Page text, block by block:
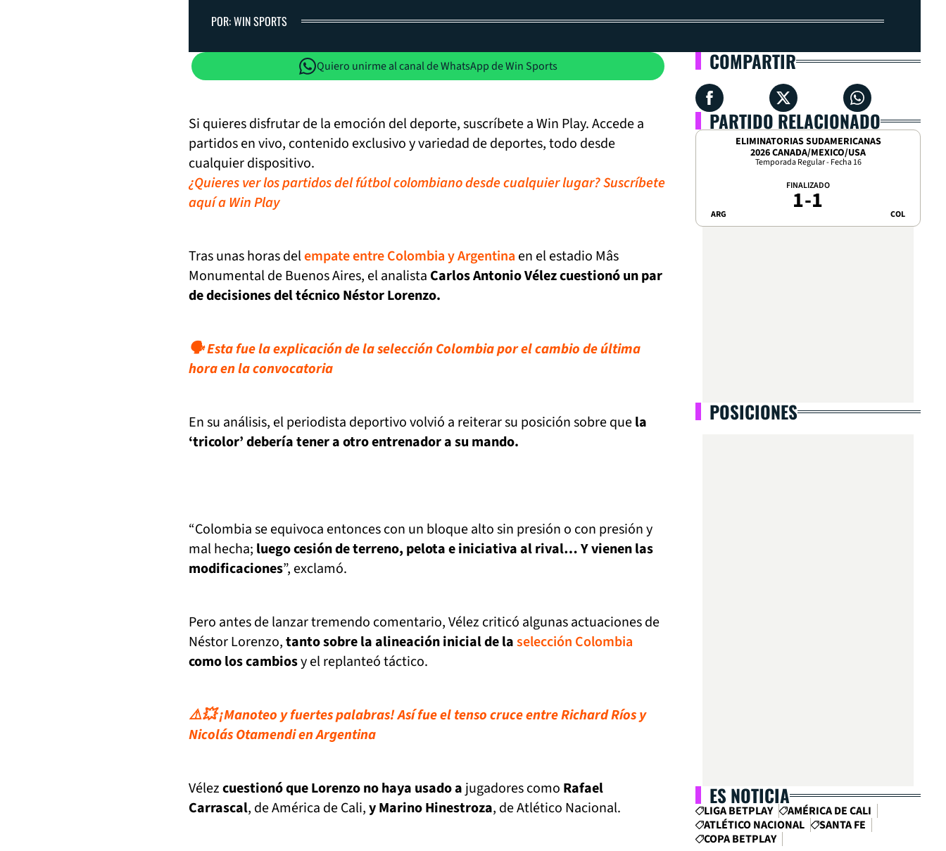
POR: WIN SPORTS
Quiero unirme al canal de WhatsApp de Win Sports
Si quieres disfrutar de la emoción del deporte, suscríbete a Win Play. Accede a
partidos en vivo, contenido exclusivo y variedad de deportes, todo desde
cualquier dispositivo.
¿Quieres ver los partidos del fútbol colombiano desde cualquier lugar? Suscríbete
aquí a Win Play
Tras unas horas delempate entre Colombia y Argentina en el estadio Mâs
Monumental de Buenos Aires, el analista Carlos Antonio Vélez cuestionó un par
de decisiones del técnico Néstor Lorenzo.
🗣️ Esta fue la explicación de la selección Colombia por el cambio de última
hora en la convocatoria
En su análisis, el periodista deportivo volvió a reiterar su posición sobre quela
‘tricolor’ debería tener a otro entrenador a su mando.
“Colombia se equivoca entonces con un bloque alto sin presión o con presión y
mal hecha; luego cesión de terreno, pelota e iniciativa al rival… Y vienen las
modificaciones”, exclamó.
Pero antes de lanzar tremendo comentario, Vélez criticó algunas actuaciones de
Néstor Lorenzo,tanto sobre la alineación inicial de laselección Colombia
como los cambiosy el replanteó táctico.
⚠️💥 ¡Manoteo y fuertes palabras! Así fue el tenso cruce entre Richard Ríos y
Nicolás Otamendi en Argentina
Vélezcuestionó que Lorenzo no haya usado a jugadores como Rafael
Carrascal, de América de Cali,y Marino Hinestroza, de Atlético Nacional.
COMPARTIR
PARTIDO RELACIONADO
ELIMINATORIAS SUDAMERICANAS
2026 CANADA/MEXICO/USA
Temporada Regular - Fecha 16
ARG
FINALIZADO
1-1 COL
POSICIONES
ES NOTICIA
LIGA BETPLAY
AMÉRICA DE CALI
ATLÉTICO NACIONAL
SANTA FE
COPA BETPLAY